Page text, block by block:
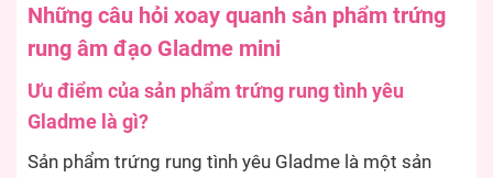
Những câu hỏi xoay quanh sản phẩm trứng
rung âm đạo Gladme mini
Ưu điểm của sản phẩm trứng rung tình yêu
Gladme là gì?
Sản phẩm trứng rung tình yêu Gladme là một sản